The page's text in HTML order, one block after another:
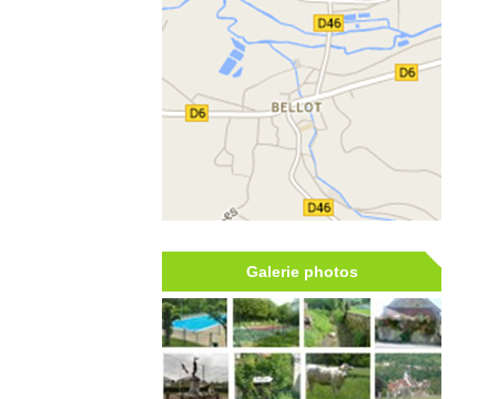
Galerie photos